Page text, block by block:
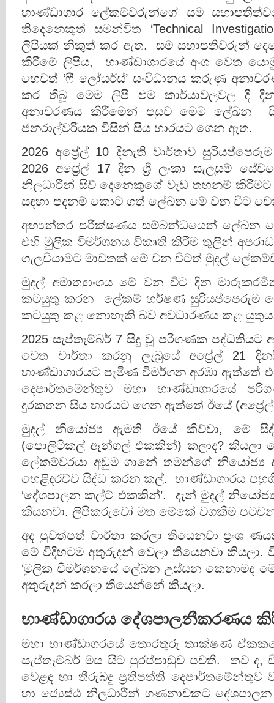
භාණ්ඩාගාර ලේකම්වරුන්ගේ සම
තිදෙනෙකුත් සමන්විත ‘Technical
ලිපියක් නිකුත් කර ඇත. සම සභාපතිවරුන්
කිරීමේ ලිපිය, භාණ්ඩාගාරයේ අංශ වෙත
හෙවත් ‘‍‍ෆී ලෝයර්ස්’ සංවිධානය කරුණු
කර තිබූ මෙම ලිපි එම කාර්යාවලවල දී
අනාවරණය කිරීමෙන් පසුව මෙම ලේඛන
‍ජනරාල්වරියක විසින් සිය භාරයට ගෙන ඇත.
2026 අප්‍රේල් 10 දිනැති වාර්තාව
2026 අප්‍රේල් 17 දින ශ්‍රී ලංකා සැලසුම්
නිලධාරීන් සිව් දෙනෙකුගේ වැඩ තහනම් කිරීමට
සඳහා පදනම් කොට ගත් ලේඛන මේ වන විට
අභ්‍යන්තර පරීක්ෂණය සම්බන්ධයෙන් ලේඛන
එහි මුලික විමර්ශනය විකෘති කිරීම තුලින්
ගැලවීයාමට මාවතක් මේ වන විටත් මුදල්
මුදල් අමාත්‍යාංශය මේ වන විට දින
කටයුතු කරන ලේකම් හර්ෂණ සුරියප්පෙරුම
කටයුතු කළ නොහැකි බව අවධාරණය කළ
2025 සැප්තෑම්බර් 7 සිදු වූ පරිගණක
වෙත වාර්තා කරනු ලැබූයේ අප්‍රේල් 21
භාණ්ඩාගාරයට පැමිණ විමර්ශන අරඹා ඇත්තේ
දෙපාර්තමේන්තුව මහා භාණ්ඩාගාරයේ
දුරකතන සිය භාරයට ගෙන ඇත්තේ ඊයේ
මුදල් නියෝජ්‍ය ඇමති ඊයේ කිව්වා, මේ
(පොලිටිකල් ඈන්ගල් එකකින්) කලාද? කියලා
ලේකම්වරයා අඩුම ගානේ තමන්ගේ නියෝජ්‍ය
හෙළිදරව්ව සිද්ධ කරන කල්. භාණ්ඩාගාරය
‘දේශපාලන කල්ට් එකකින්’. දැන් මුදල්
කියනවා. ලිපිකරුවෝ මත මේකේ වගකීම
අද පුවත්පත් වාර්තා කරලා තියෙනවා
මේ විදිහටම අතුරුදන් වෙලා තියෙනවා
‘මුලික විමර්ශනයේ ලේඛන උස්සන කෙනාමද
අතුරුදන් කරලා තියෙන්නේ කියලා.
භාණ්ඩාගාරය දේශපාලනීකරණය
මහා භාණ්ඩාගරයේ තොරතුරු තාක්ෂණ
සැප්තෑම්බර් මස සිට පුරප්පාඩුව පවතී. තව ද,
වෙළඳ හා තීරුබදු ප්‍රතිපත්ති
හා ජ්‍යෙෂ්ඨ නිලධාරීන් ගණනාවකට